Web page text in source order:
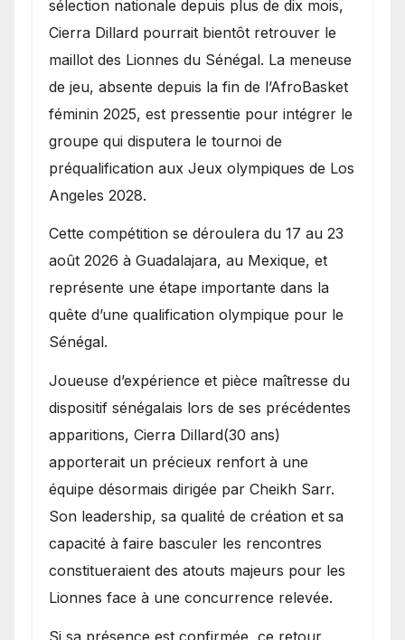
sélection nationale depuis plus de dix mois,
Cierra Dillard pourrait bientôt retrouver le
maillot des Lionnes du Sénégal. La meneuse
de jeu, absente depuis la fin de l’AfroBasket
féminin 2025, est pressentie pour intégrer le
groupe qui disputera le tournoi de
préqualification aux Jeux olympiques de Los
Angeles 2028.
Cette compétition se déroulera du 17 au 23
août 2026 à Guadalajara, au Mexique, et
représente une étape importante dans la
quête d’une qualification olympique pour le
Sénégal.
Joueuse d’expérience et pièce maîtresse du
dispositif sénégalais lors de ses précédentes
apparitions, Cierra Dillard(30 ans)
apporterait un précieux renfort à une
équipe désormais dirigée par Cheikh Sarr.
Son leadership, sa qualité de création et sa
capacité à faire basculer les rencontres
constitueraient des atouts majeurs pour les
Lionnes face à une concurrence relevée.
Si sa présence est confirmée, ce retour